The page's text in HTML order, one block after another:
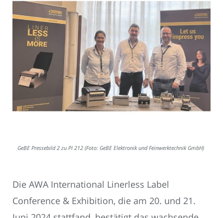
GeBE Pressebild 2 zu PI 212 (Foto: GeBE Elektronik und Feinwerktechnik GmbH)
Die AWA International Linerless Label
Conference & Exhibition, die am 20. und 21.